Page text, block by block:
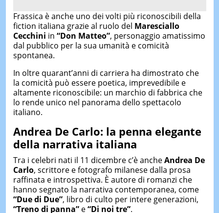
Frassica è anche uno dei volti più riconoscibili della
fiction italiana grazie al ruolo del Maresciallo
Cecchini in “Don Matteo”, personaggio amatissimo
dal pubblico per la sua umanità e comicità
spontanea.
In oltre quarant’anni di carriera ha dimostrato che
la comicità può essere poetica, imprevedibile e
altamente riconoscibile: un marchio di fabbrica che
lo rende unico nel panorama dello spettacolo
italiano.
Andrea De Carlo: la penna elegante
della narrativa italiana
Tra i celebri nati il 11 dicembre c’è ancheAndrea De
Carlo, scrittore e fotografo milanese dalla prosa
raffinata e introspettiva. È autore di romanzi che
hanno segnato la narrativa contemporanea, come
“Due di Due”, libro di culto per intere generazioni,
“Treno di panna” e“Di noi tre”.